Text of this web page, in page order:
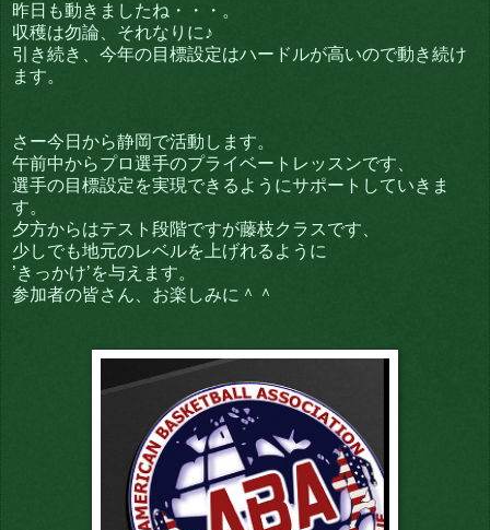
昨日も動きましたね・・・。
収穫は勿論、それなりに♪
引き続き、今年の目標設定はハードルが高いので動き続け
ます。
さー今日から静岡で活動します。
午前中からプロ選手のプライベートレッスンです、
選手の目標設定を実現できるようにサポートしていきま
す。
夕方からはテスト段階ですが藤枝クラスです、
少しでも地元のレベルを上げれるように
’きっかけ’を与えます。
参加者の皆さん、お楽しみに＾＾